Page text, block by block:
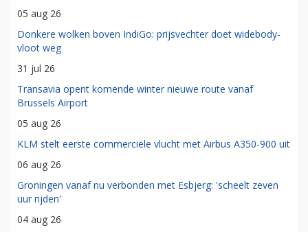
05 aug 26
Donkere wolken boven IndiGo: prijsvechter doet widebody-
vloot weg
31 jul 26
Transavia opent komende winter nieuwe route vanaf
Brussels Airport
05 aug 26
KLM stelt eerste commerciële vlucht met Airbus A350-900 uit
06 aug 26
Groningen vanaf nu verbonden met Esbjerg: 'scheelt zeven
uur rijden'
04 aug 26